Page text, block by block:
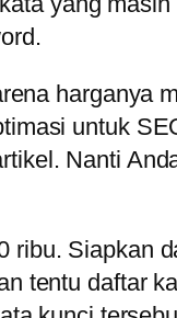
harganya
untuk
Nanti
Siapkan
tentu daftar